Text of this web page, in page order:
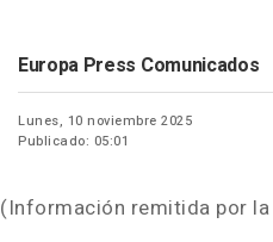
Europa Press Comunicados
Lunes, 10 noviembre 2025
Publicado: 05:01
(Información remitida por